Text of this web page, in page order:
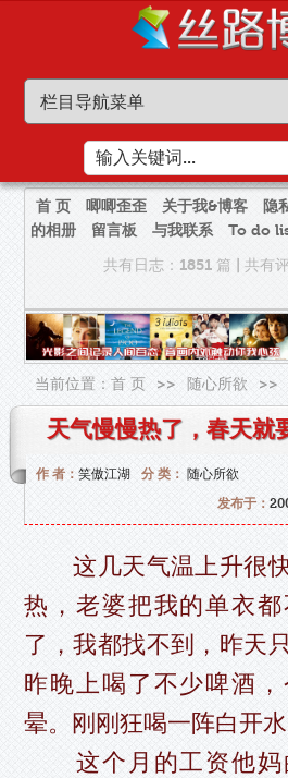
首 页 唧唧歪歪 关于我&博客 隐
的相册
留言板 与我联系 To do
共有日志：1851 篇
共有
当前位置：首 页 >> 随心所欲 >>
天气慢慢热了，春天就
作 者：笑傲江湖 分 类： 随心所欲
发布于：
这几天气温上升很快
热，老婆把我的单衣
了，我都找不到，昨天
昨晚上喝了不少啤酒
晕。刚刚狂喝一阵白开水
这个月的工资他妈